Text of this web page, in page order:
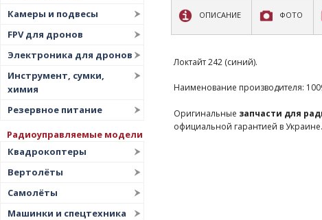
Камеры и подвесы
FPV для дронов
Электроника для дронов
Инструмент, сумки,
химия
Резервное питание
Радиоуправляемые модели
Квадрокоптеры
Вертолёты
Самолёты
Машинки и спецтехника
ОПИСАНИЕ ФОТО
Локтайт 242 (синий).
Наименование производителя:
Оригинальные запчасти для
официальной гарантией в Украине.